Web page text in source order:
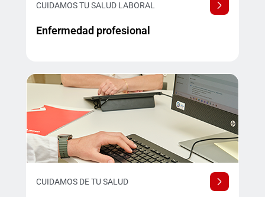
CUIDAMOS TU SALUD LABORAL
Enfermedad profesional
CUIDAMOS DE TU SALUD